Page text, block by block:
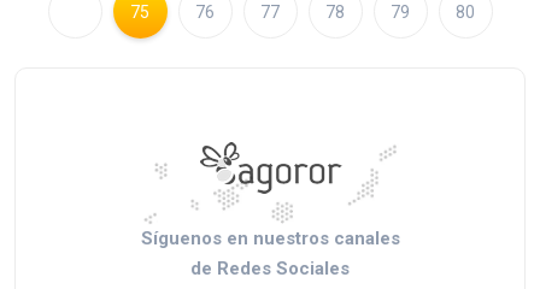
75 76 77 78 79 80
Síguenos en nuestros canales
de Redes Sociales